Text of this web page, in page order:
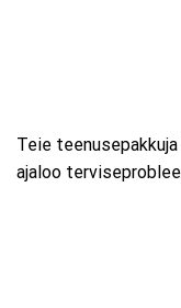
Teie
ajaloo